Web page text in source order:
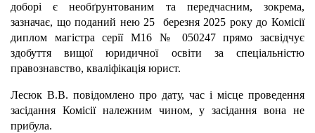
доборі єнеобґрунтованим та передчасним, зокрема,
зазначає, що поданий нею 25 березня 2025 року до Комісії
диплом магістра серії М16 № 050247 прямо засвідчує
здобуття вищої юридичної освіти за спеціальністю
правознавство, кваліфікація юрист.
Лесюк В.В. повідомлено про дату, час і місце проведення
засідання Комісії належним чином, у засідання вона не
прибула.